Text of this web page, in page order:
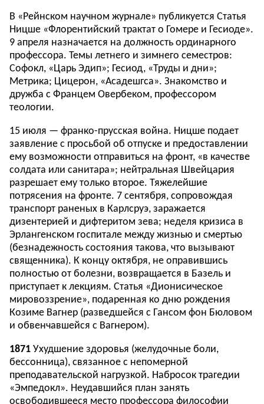
В «Рейнском научном журнале» публикуется Статья
Ницше «Флорентийский трактат о Гомере и Гесиоде».
9 апреля назначается на должность ординарного
профессора. Темы летнего и зимнего семестров:
Софокл, «Царь Эдип»; Гесиод, «Труды и дни»;
Метрика; Цицерон, «Асадешгса». Знакомство и
дружба с Францем Овербеком, профессором
теологии.
15 июля — франко-прусская война. Ницше подает
заявление с просьбой об отпуске и предоставлении
ему возможности отправиться на фронт, «в качестве
солдата или санитара»; нейтральная Швейцария
разрешает ему только второе. Тяжелейшие
потрясения на фронте. 7 сентября, сопровождая
транспорт раненых в Карлсруэ, заражается
дизентерией и дифтеритом зева; неделя кризиса в
Эрлангенском госпитале между жизнью и смертью
(безнадежность состояния такова, что вызывают
священника). К концу октября, не оправившись
полностью от болезни, возвращается в Базель и
приступает к лекциям. Статья «Дионисическое
мировоззрение», подаренная ко дню рождения
Козиме Вагнер (разведшейся с Гансом фон Бюловом
и обвенчавшейся с Вагнером).
1871Ухудшение здоровья (желудочные боли,
бессонница), связанное с непомерной
преподавательской нагрузкой. Набросок трагедии
«Эмпедокл». Неудавшийся план занять
освободившееся место профессора философии